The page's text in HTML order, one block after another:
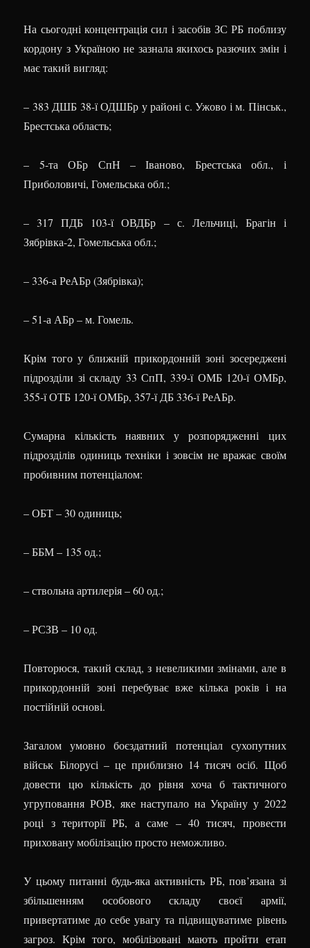
На сьогодні концентрація сил і засобів ЗС РБ поблизу
кордону з Україною не зазнала якихось разючих змін і
має такий вигляд:
– 383 ДШБ 38-ї ОДШБр у районі с. Ужово і м. Пінськ.,
Брестська область;
– 5-та ОБр СпН – Іваново, Брестська обл., і
Приболовичі, Гомельська обл.;
– 317 ПДБ 103-ї ОВДБр – с. Лельчиці, Брагін і
Зябрівка-2, Гомельська обл.;
– 336-а РеАБр (Зябрівка);
– 51-а АБр – м. Гомель.
Крім того у ближній прикордонній зоні зосереджені
підрозділи зі складу 33 СпП, 339-ї ОМБ 120-ї ОМБр,
355-ї ОТБ 120-ї ОМБр, 357-ї ДБ 336-ї РеАБр.
Сумарна кількість наявних у розпорядженні цих
підрозділів одиниць техніки і зовсім не вражає своїм
пробивним потенціалом:
– ОБТ – 30 одиниць;
– ББМ – 135 од.;
– ствольна артилерія – 60 од.;
– РСЗВ – 10 од.
Повторюся, такий склад, з невеликими змінами, але в
прикордонній зоні перебуває вже кілька років і на
постійній основі.
Загалом умовно боєздатний потенціал сухопутних
військ Білорусі – це приблизно 14 тисяч осіб. Щоб
довести цю кількість до рівня хоча б тактичного
угруповання РОВ, яке наступало на Україну у 2022
році з території РБ, а саме – 40 тисяч, провести
приховану мобілізацію просто неможливо.
У цьому питанні будь-яка активність РБ, пов’язана зі
збільшенням особового складу своєї армії,
привертатиме до себе увагу та підвищуватиме рівень
загроз. Крім того, мобілізовані мають пройти етап